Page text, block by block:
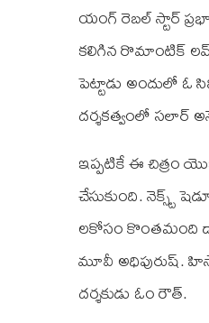
యంగ్ రెబల్ స్టార్
కలిగిన రొమాంటిక్
పెట్టాడు అందులో ఓ
దర్శకత్వంలో సలార్
ఇప్పటికే ఈ చిత్రం
చేసుకుంది. నెక్స్ట్
లకోసం కొంతమంది
మూవీ అధిపురుష్.
దర్శకుడు ఓం రౌత్.